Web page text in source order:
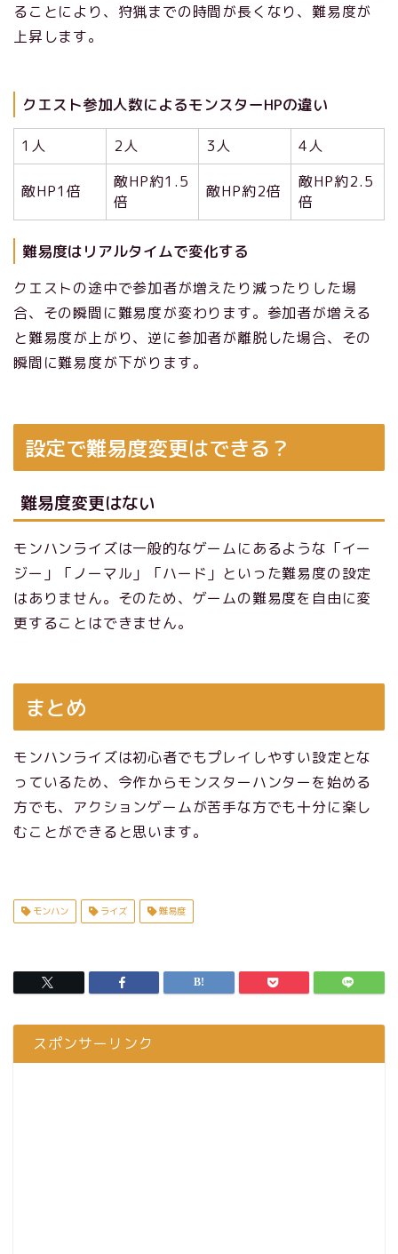
ることにより、狩猟までの時間が長くなり、難易度が
上昇します。
クエスト参加人数によるモンスターHPの違い
1人 2人 3人 4人
敵HP1倍
敵HP約1.5
倍
敵HP約2倍
敵HP約2.5
倍
難易度はリアルタイムで変化する
クエストの途中で参加者が増えたり減ったりした場
合、その瞬間に難易度が変わります。参加者が増える
と難易度が上がり、逆に参加者が離脱した場合、その
瞬間に難易度が下がります。
設定で難易度変更はできる？
難易度変更はない
モンハンライズは一般的なゲームにあるような「イー
ジー」「ノーマル」「ハード」といった難易度の設定
はありません。そのため、ゲームの難易度を自由に変
更することはできません。
まとめ
モンハンライズは初心者でもプレイしやすい設定とな
っているため、今作からモンスターハンターを始める
方でも、アクションゲームが苦手な方でも十分に楽し
むことができると思います。
モンハン ライズ 難易度
スポンサーリンク